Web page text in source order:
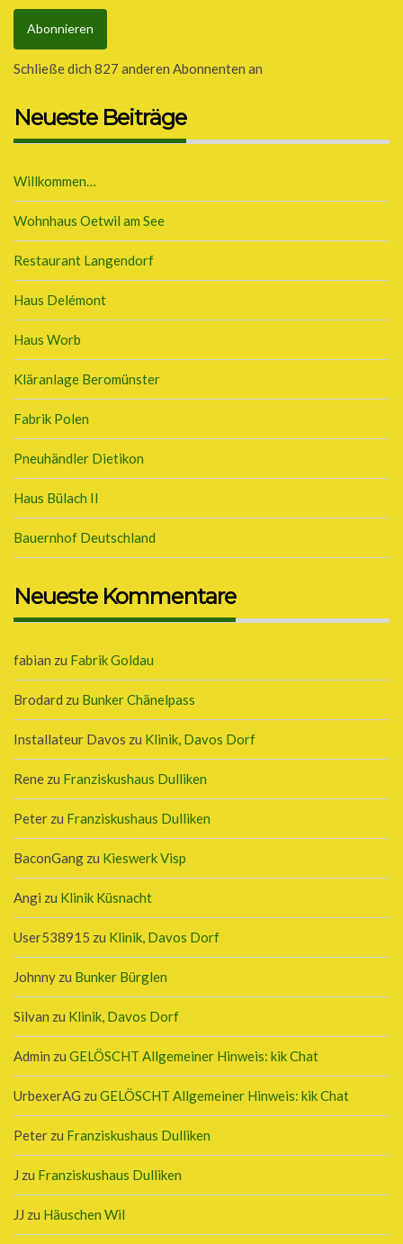
Adresse
Abonnieren
Schließe dich 827 anderen Abonnenten an
Neueste Beiträge
Willkommen…
Wohnhaus Oetwil am See
Restaurant Langendorf
Haus Delémont
Haus Worb
Kläranlage Beromünster
Fabrik Polen
Pneuhändler Dietikon
Haus Bülach II
Bauernhof Deutschland
Neueste Kommentare
fabian zu Fabrik Goldau
Brodard zu Bunker Chänelpass
Installateur Davos zu Klinik, Davos Dorf
Rene zu Franziskushaus Dulliken
Peter zu Franziskushaus Dulliken
BaconGang zu Kieswerk Visp
Angi zu Klinik Küsnacht
User538915 zu Klinik, Davos Dorf
Johnny zu Bunker Bürglen
Silvan zu Klinik, Davos Dorf
Admin zu GELÖSCHT Allgemeiner Hinweis: kik Chat
UrbexerAG zu GELÖSCHT Allgemeiner Hinweis: kik Chat
Peter zu Franziskushaus Dulliken
J zu Franziskushaus Dulliken
JJ zu Häuschen Wil